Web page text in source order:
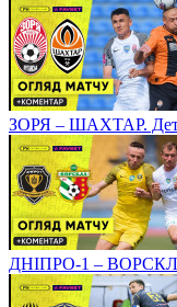
ЗОРЯ – ШАХТАР.
ДНІПРО-1 –